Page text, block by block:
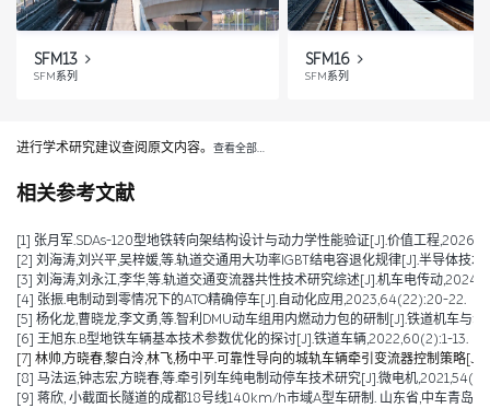
SFM13
SFM系列
SFM16
SFM系列
进行学术研究建议查阅原文内容。 查看全部…
相关参考文献
[1] 张月军.SDAs-120型地铁转向架结构设计与动力学性能验证[J].价值工程
[2] 刘海涛,刘兴平,吴梓媛,等.轨道交通用大功率IGBT结电容退化规律[J].半导体技
[3] 刘海涛,刘永江,李华,等.轨道交通变流器共性技术研究综述[J].机车电传动
[4] 张振.电制动到零情况下的ATO精确停车[J].自动化应用,2023,64(22):20-22.
[5] 杨化龙,曹晓龙,李文勇,等.智利DMU动车组用内燃动力包的研制[J].铁道机车与
[6] 王旭东.B型地铁车辆基本技术参数优化的探讨[J].铁道车辆,2022,60(2):1-13.
[7] 林帅,方晓春,黎白泠,林飞,杨中平.可靠性导向的城轨车辆牵引变流器控制策略
[8] 马法运,钟志宏,方晓春,等.牵引列车纯电制动停车技术研究[J].微电机
[9] 蒋欣, 小截面长隧道的成都18号线140km/h市域A型车研制. 山东省,中车青岛